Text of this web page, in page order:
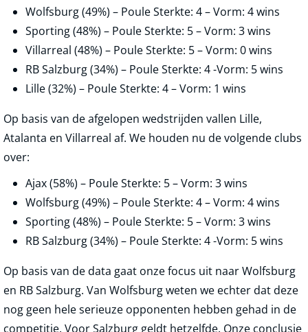
Wolfsburg (49%) – Poule Sterkte: 4 – Vorm: 4 wins
Sporting (48%) – Poule Sterkte: 5 – Vorm: 3 wins
Villarreal (48%) – Poule Sterkte: 5 – Vorm: 0 wins
RB Salzburg (34%) – Poule Sterkte: 4 -Vorm: 5 wins
Lille (32%) – Poule Sterkte: 4 – Vorm: 1 wins
Op basis van de afgelopen wedstrijden vallen Lille,
Atalanta en Villarreal af. We houden nu de volgende clubs
over:
Ajax (58%) – Poule Sterkte: 5 – Vorm: 3 wins
Wolfsburg (49%) – Poule Sterkte: 4 – Vorm: 4 wins
Sporting (48%) – Poule Sterkte: 5 – Vorm: 3 wins
RB Salzburg (34%) – Poule Sterkte: 4 -Vorm: 5 wins
Op basis van de data gaat onze focus uit naar Wolfsburg
en RB Salzburg. Van Wolfsburg weten we echter dat deze
nog geen hele serieuze opponenten hebben gehad in de
competitie. Voor Salzburg geldt hetzelfde. Onze conclusie